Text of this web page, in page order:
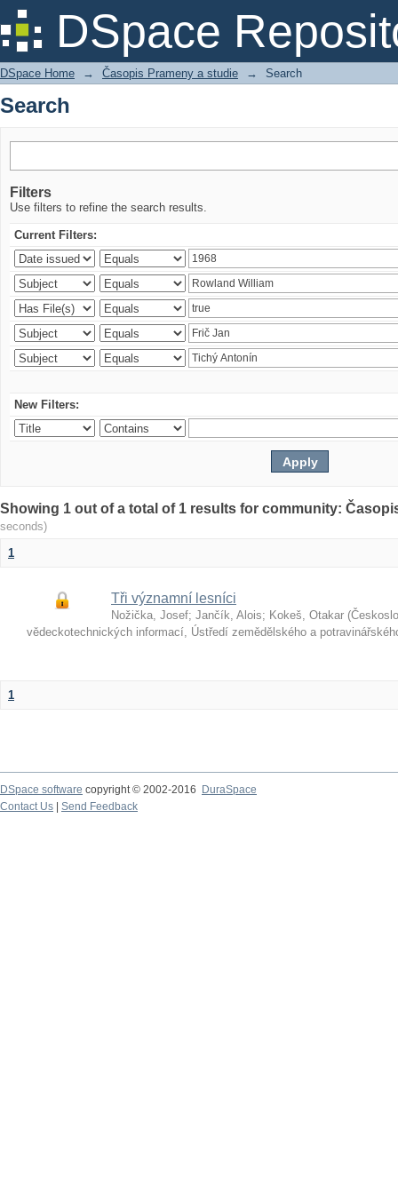
DSpace
Search
DSpace Home → Časopis Prameny a studie → Search
Search
Filters
Use filters to refine the search results.
Current Filters:
New Filters:
Showing 1 out of a total of 1 results for community:
seconds)
1
Tři významní lesníci
Nožička, Josef; Jančík, Alois; Kokeš, Otakar (
vědeckotechnických informací, Ústředí zemědělského a
1
DSpace software copyright © 2002-2016
DuraSpace
Contact Us
Send Feedback